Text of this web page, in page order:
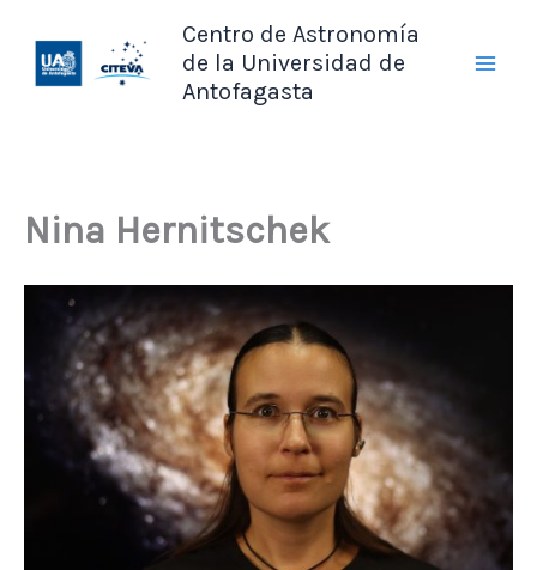
contenido
Centro de Astronomía
de la Universidad de
Antofagasta
Nina Hernitschek